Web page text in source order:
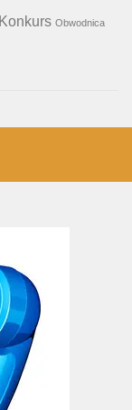
Konkurs Obwodnica